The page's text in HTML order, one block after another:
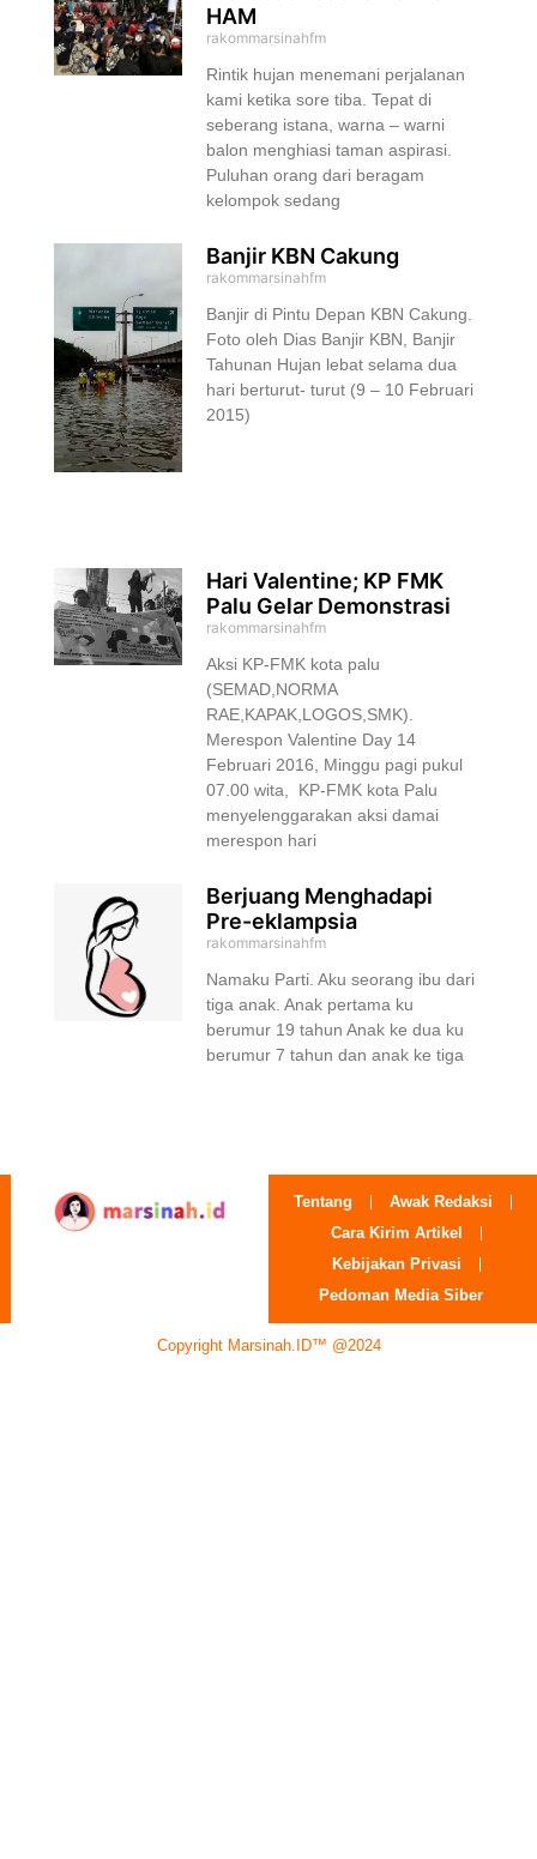
HAM
rakommarsinahfm
Rintik hujan menemani perjalanan
kami ketika sore tiba. Tepat di
seberang istana, warna – warni
balon menghiasi taman aspirasi.
Puluhan orang dari beragam
kelompok sedang
Banjir KBN Cakung
rakommarsinahfm
Banjir di Pintu Depan KBN Cakung.
Foto oleh Dias Banjir KBN, Banjir
Tahunan Hujan lebat selama dua
hari berturut- turut (9 – 10 Februari
2015)
Hari Valentine; KP FMK
Palu Gelar Demonstrasi
rakommarsinahfm
Aksi KP-FMK kota palu
(SEMAD,NORMA
RAE,KAPAK,LOGOS,SMK).
Merespon Valentine Day 14
Februari 2016, Minggu pagi pukul
07.00 wita, KP-FMK kota Palu
menyelenggarakan aksi damai
merespon hari
Berjuang Menghadapi
Pre-eklampsia
rakommarsinahfm
Namaku Parti. Aku seorang ibu dari
tiga anak. Anak pertama ku
berumur 19 tahun Anak ke dua ku
berumur 7 tahun dan anak ke tiga
Tentang
Awak Redaksi
Cara Kirim Artikel
Kebijakan Privasi
Pedoman Media Siber
Copyright Marsinah.ID™ @2024